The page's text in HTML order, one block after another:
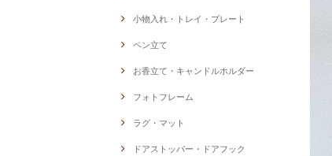
小物入れ・トレイ・プレート
ペン立て
お香立て・キャンドルホルダー
フォトフレーム
ラグ・マット
ドアストッパー・ドアフック